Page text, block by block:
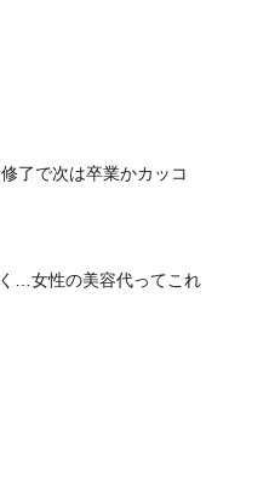
了で次は卒業かカッコ
…女性の美容代ってこれ